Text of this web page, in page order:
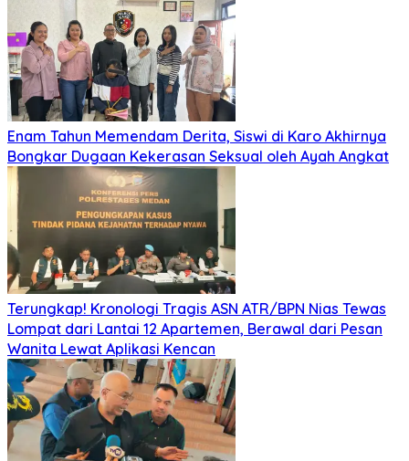
Enam Tahun Memendam Derita, Siswi di Karo Akhirnya
Bongkar Dugaan Kekerasan Seksual oleh Ayah Angkat
Terungkap! Kronologi Tragis ASN ATR/BPN Nias Tewas
Lompat dari Lantai 12 Apartemen, Berawal dari Pesan
Wanita Lewat Aplikasi Kencan